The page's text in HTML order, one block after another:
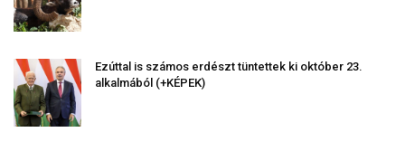
Ezúttal is számos erdészt tüntettek ki október 23.
alkalmából (+KÉPEK)